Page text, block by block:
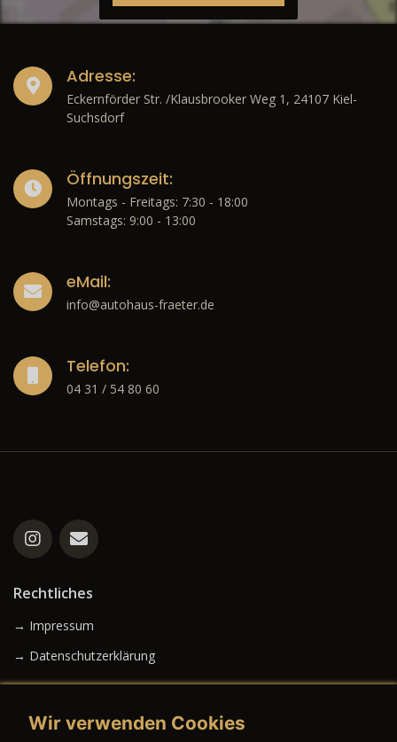
Adresse:
Eckernförder Str. /Klausbrooker Weg 1, 24107 Kiel-
Suchsdorf
Öffnungszeit:
Montags - Freitags: 7:30 - 18:00
Samstags: 9:00 - 13:00
eMail:
info@autohaus-fraeter.de
Telefon:
04 31 / 54 80 60
Rechtliches
→ Impressum
→ Datenschutzerklärung
Wir verwenden Cookies